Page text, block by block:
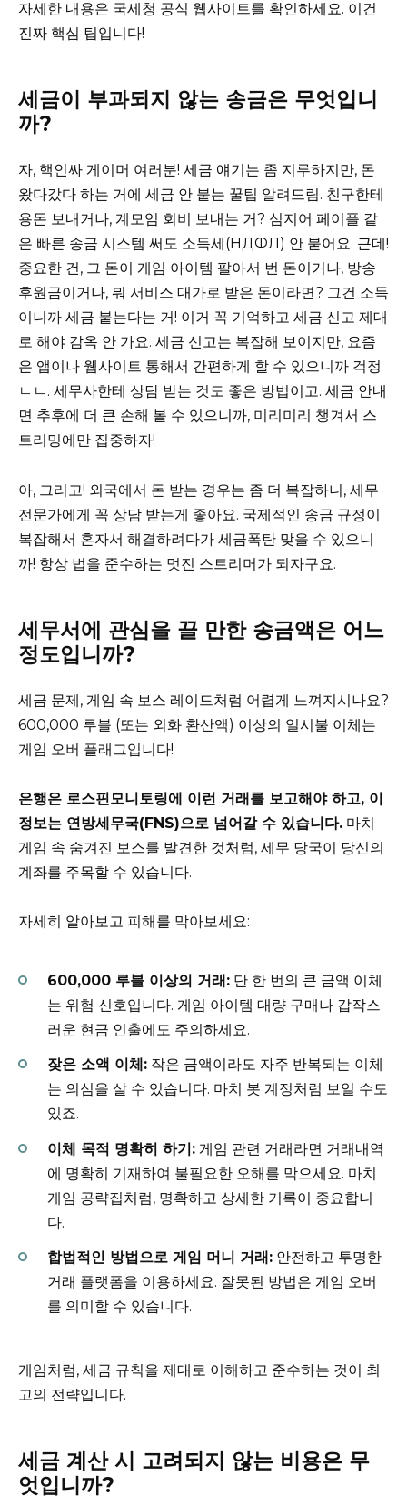
자세한 내용은 국세청 공식 웹사이트를 확인하세요. 이건
진짜 핵심 팁입니다!
세금이 부과되지 않는 송금은 무엇입니
까?
자, 핵인싸 게이머 여러분! 세금 얘기는 좀 지루하지만, 돈
왔다갔다 하는 거에 세금 안 붙는 꿀팁 알려드림. 친구한테
용돈 보내거나, 계모임 회비 보내는 거? 심지어 페이플 같
은 빠른 송금 시스템 써도 소득세(НДФЛ) 안 붙어요. 근데!
중요한 건, 그 돈이 게임 아이템 팔아서 번 돈이거나, 방송
후원금이거나, 뭐 서비스 대가로 받은 돈이라면? 그건 소득
이니까 세금 붙는다는 거! 이거 꼭 기억하고 세금 신고 제대
로 해야 감옥 안 가요. 세금 신고는 복잡해 보이지만, 요즘
은 앱이나 웹사이트 통해서 간편하게 할 수 있으니까 걱정
ㄴㄴ. 세무사한테 상담 받는 것도 좋은 방법이고. 세금 안내
면 추후에 더 큰 손해 볼 수 있으니까, 미리미리 챙겨서 스
트리밍에만 집중하자!
아, 그리고! 외국에서 돈 받는 경우는 좀 더 복잡하니, 세무
전문가에게 꼭 상담 받는게 좋아요. 국제적인 송금 규정이
복잡해서 혼자서 해결하려다가 세금폭탄 맞을 수 있으니
까! 항상 법을 준수하는 멋진 스트리머가 되자구요.
세무서에 관심을 끌 만한 송금액은 어느
정도입니까?
세금 문제, 게임 속 보스 레이드처럼 어렵게 느껴지시나요?
600,000 루블 (또는 외화 환산액) 이상의 일시불 이체는
게임 오버 플래그입니다!
은행은 로스핀모니토링에 이런 거래를 보고해야 하고, 이
정보는 연방세무국(FNS)으로 넘어갈 수 있습니다. 마치
게임 속 숨겨진 보스를 발견한 것처럼, 세무 당국이 당신의
계좌를 주목할 수 있습니다.
자세히 알아보고 피해를 막아보세요:
600,000 루블 이상의 거래: 단 한 번의 큰 금액 이체
는 위험 신호입니다. 게임 아이템 대량 구매나 갑작스
러운 현금 인출에도 주의하세요.
잦은 소액 이체: 작은 금액이라도 자주 반복되는 이체
는 의심을 살 수 있습니다. 마치 봇 계정처럼 보일 수도
있죠.
이체 목적 명확히 하기: 게임 관련 거래라면 거래내역
에 명확히 기재하여 불필요한 오해를 막으세요. 마치
게임 공략집처럼, 명확하고 상세한 기록이 중요합니
다.
합법적인 방법으로 게임 머니 거래: 안전하고 투명한
거래 플랫폼을 이용하세요. 잘못된 방법은 게임 오버
를 의미할 수 있습니다.
게임처럼, 세금 규칙을 제대로 이해하고 준수하는 것이 최
고의 전략입니다.
세금 계산 시 고려되지 않는 비용은 무
엇입니까?